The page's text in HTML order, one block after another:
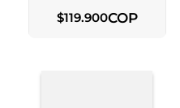
$119.900COP